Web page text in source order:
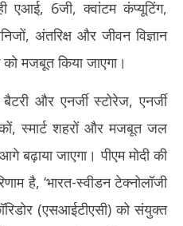
एआई, 6जी, क्वांटम कंप्यूटिंग,
अंतरिक्ष और जीवन विज्ञान
मजबूत किया जाएगा।
और एनर्जी स्टोरेज, एनर्जी
स्मार्ट शहरों और मजबूत जल
बढ़ाया जाएगा। पीएम मोदी की
है, ‘भारत-स्वीडन टेक्नोलॉजी
(एसआईटीएसी) को संयुक्त